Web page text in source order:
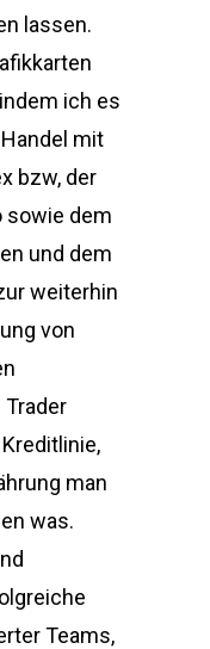
lassen.
ich es
mit
bzw, der
sowie dem
und dem
weiterhin
von
man
was.
Teams,